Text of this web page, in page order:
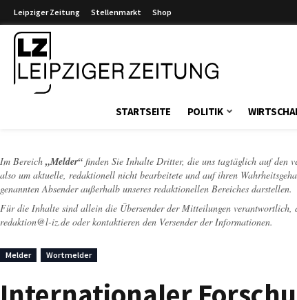
Leipziger Zeitung Stellenmarkt Shop
STARTSEITE POLITIK
Im Bereich „Melder“ finden Sie Inhalte Dritter, die uns tagtäglich auf den
also um aktuelle, redaktionell nicht bearbeitete und auf ihren
genannten Absender außerhalb unseres redaktionellen Bereiches darstellen.
Für die Inhalte sind allein die Übersender der Mitteilungen verantwortlich,
redaktion@l-iz.de oder kontaktieren den Versender der Informationen.
Melder Wortmelder